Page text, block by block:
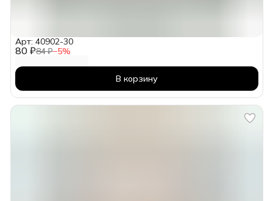
80 ₽84 ₽−5%
Арт: 40902-30
В корзину